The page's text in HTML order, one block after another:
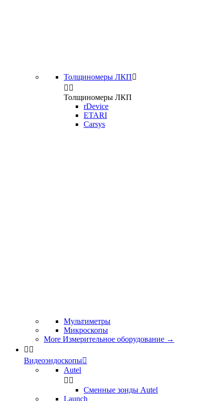
Толщиномеры ЛКП
 
Толщиномеры ЛКП
rDevice
ETARI
Carsys
Мультиметры
Микроскопы
More Измерительное оборудование →
 
Видеоэндоскопы
Autel
 
Сменные зонды Autel
Launch